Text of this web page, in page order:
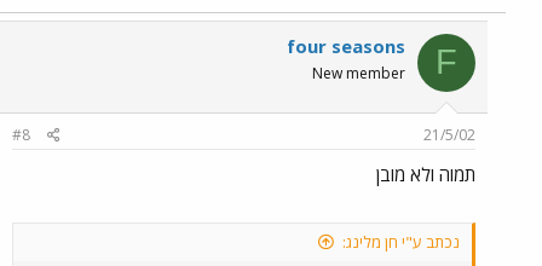
F
four seasons
New member
21/5/02
#8
תמוה ולא מובן
נכתב ע"י חן מלינג: